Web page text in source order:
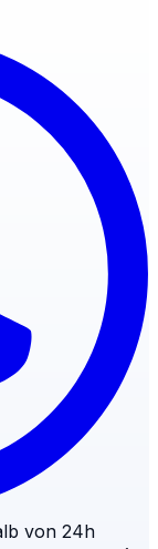
von 24h